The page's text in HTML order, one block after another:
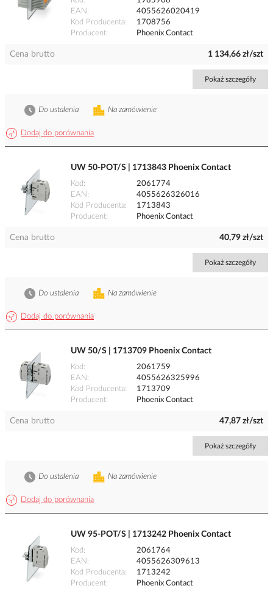
EAN
4055626020419
Kod Producenta
1708756
Producent
Phoenix Contact
Cena brutto 1 134,66 zł/szt
Pokaż szczegóły
Dodaj do porównania
Na zamówienie
Do ustalenia
UW 50-POT/S | 1713843 Phoenix Contact
Kod
2061774
EAN
4055626326016
Kod Producenta
1713843
Producent
Phoenix Contact
Cena brutto 40,79 zł/szt
Pokaż szczegóły
Dodaj do porównania
Na zamówienie
Do ustalenia
UW 50/S | 1713709 Phoenix Contact
Kod
2061759
EAN
4055626325996
Kod Producenta
1713709
Producent
Phoenix Contact
Cena brutto 47,87 zł/szt
Pokaż szczegóły
Dodaj do porównania
Na zamówienie
Do ustalenia
UW 95-POT/S | 1713242 Phoenix Contact
Kod
2061764
EAN
4055626309613
Kod Producenta
1713242
Producent
Phoenix Contact